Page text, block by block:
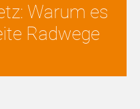
Warum es
Radwege